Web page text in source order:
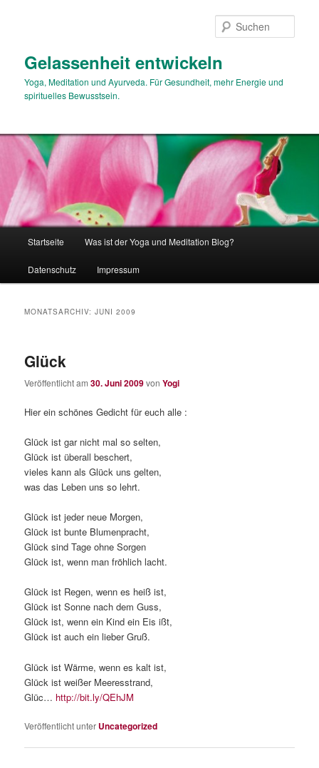
Gelassenheit entwickeln
Yoga, Meditation und Ayurveda. Für Gesundheit, mehr Energie und
spirituelles Bewusstsein.
Startseite Was ist der Yoga und Meditation Blog?
Datenschutz Impressum
MONATSARCHIV:JUNI 2009
Glück
Veröffentlicht am30. Juni 2009vonYogi
Hier ein schönes Gedicht für euch alle :
Glück ist gar nicht mal so selten,
Glück ist überall beschert,
vieles kann als Glück uns gelten,
was das Leben uns so lehrt.
Glück ist jeder neue Morgen,
Glück ist bunte Blumenpracht,
Glück sind Tage ohne Sorgen
Glück ist, wenn man fröhlich lacht.
Glück ist Regen, wenn es heiß ist,
Glück ist Sonne nach dem Guss,
Glück ist, wenn ein Kind ein Eis ißt,
Glück ist auch ein lieber Gruß.
Glück ist Wärme, wenn es kalt ist,
Glück ist weißer Meeresstrand,
Glüc… http://bit.ly/QEhJM
Veröffentlicht unter Uncategorized